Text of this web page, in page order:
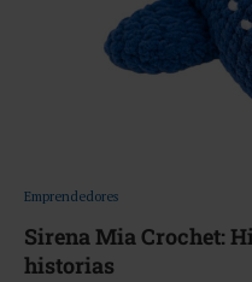
Emprendedores
Sirena Mia Crochet:
historias